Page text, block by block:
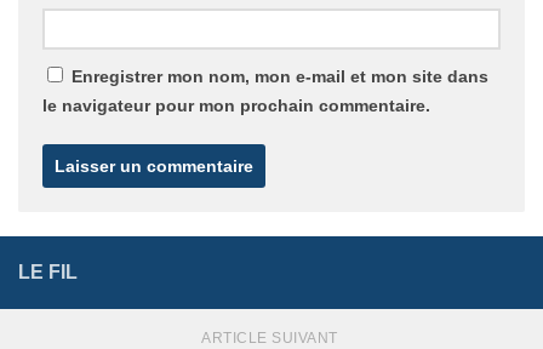
Enregistrer mon nom, mon e-mail et mon site dans
le navigateur pour mon prochain commentaire.
LE FIL
ARTICLE SUIVANT